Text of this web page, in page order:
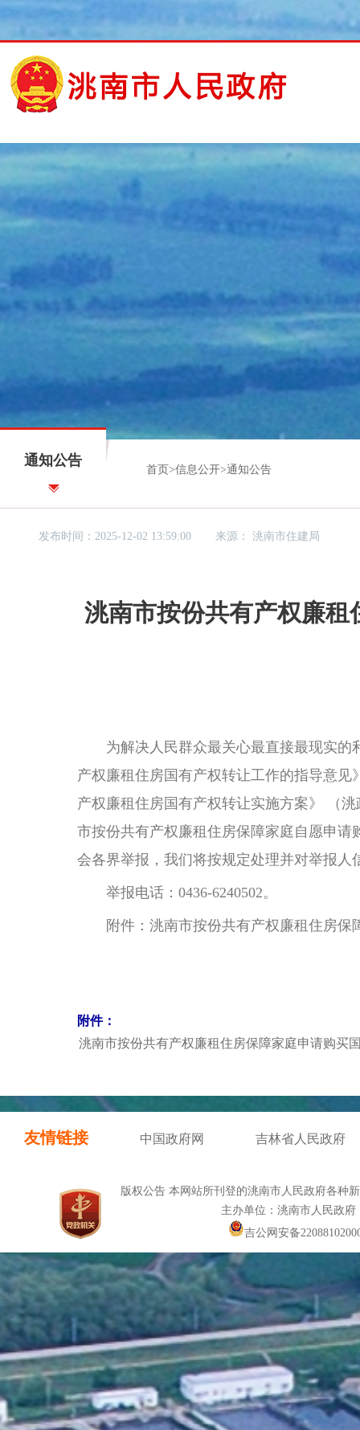
通知公告
首页 >信息公开>通知公告
发布时间：2025-12-02 13:59:00 来源：洮南市住建局
洮南市按份共有产权廉
为解决人民群众最关心最直接最现实的
产权廉租住房国有产权转让工作的指导意
产权廉租住房国有产权转让实施方案》 （
市按份共有产权廉租住房保障家庭自愿申
会各界举报，我们将按规定处理并对举报人
举报电话：0436-6240502。
附件：洮南市按份共有产权廉租住房保
附件：
洮南市按份共有产权廉租住房保障家庭申请购买
友情链接 中国政府网 吉林省人民政府
版权公告 本网站所刊登的洮南市人民政府各种
主办单位：洮南市人民政
吉公网安备